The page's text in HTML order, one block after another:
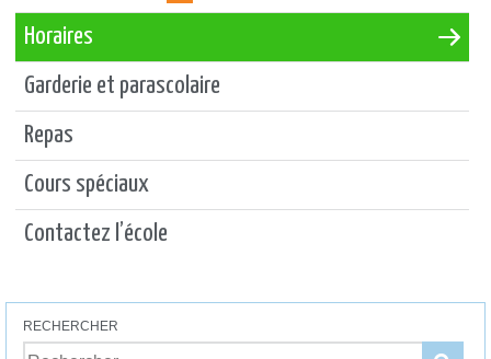
Horaires
Garderie et parascolaire
Repas
Cours spéciaux
Contactez l’école
RECHERCHER